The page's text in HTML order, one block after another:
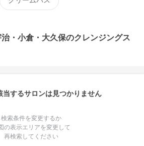
・小倉・大久保のクレンジングス
当するサロンは見つかりません
検索条件を変更するか
の表示エリアを変更して
再検索してください